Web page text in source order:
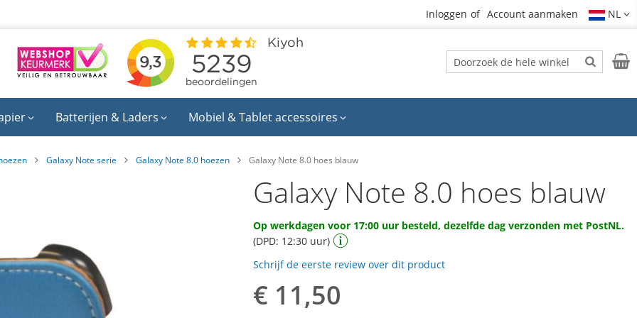
Inloggen Account aanmaken NL
Zoek
Zoek
Batterijen & Laders Mobiel & Tablet accessoires
Galaxy Note serie Galaxy Note 8.0 hoezen Galaxy Note 8.0 hoes blauw
Galaxy Note 8.0 hoes blauw
Op werkdagen voor 17:00 uur besteld, dezelfde dag verzonden met PostNL.
(DPD: 12:30 uur)
Schrijf de eerste review over dit product
€ 11,50